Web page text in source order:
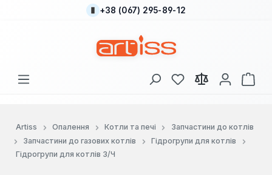
Перейти до основного вмісту
+38 (067) 295-89-12
У вас є 0 у списку
Artiss Опалення Котли та печі
Запчастини до котлів
Запчастини до газових котлів
Гідрогрупи для котлів
Гідрогрупи для котлів З/Ч